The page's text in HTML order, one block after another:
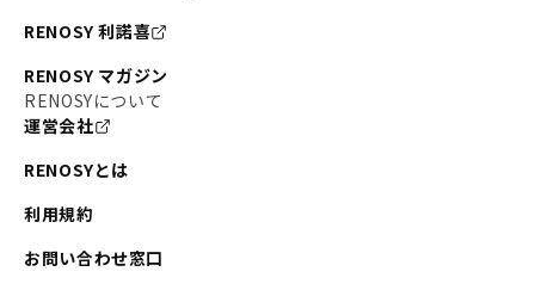
RENOSY 利諾喜
RENOSY マガジン
RENOSYについて
運営会社
RENOSYとは
利用規約
お問い合わせ窓口